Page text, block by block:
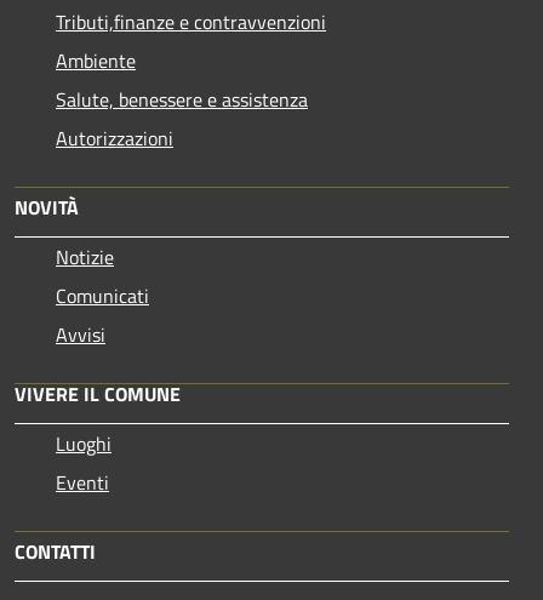
Tributi,finanze e contravvenzioni
Ambiente
Salute, benessere e assistenza
Autorizzazioni
NOVITÀ
Notizie
Comunicati
Avvisi
VIVERE IL COMUNE
Luoghi
Eventi
CONTATTI